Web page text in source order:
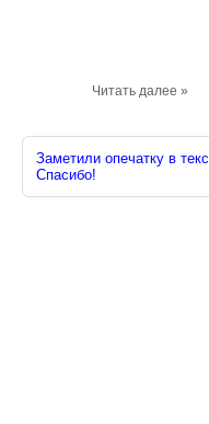
Читать далее »
Заметили опечатку в
Спасибо!